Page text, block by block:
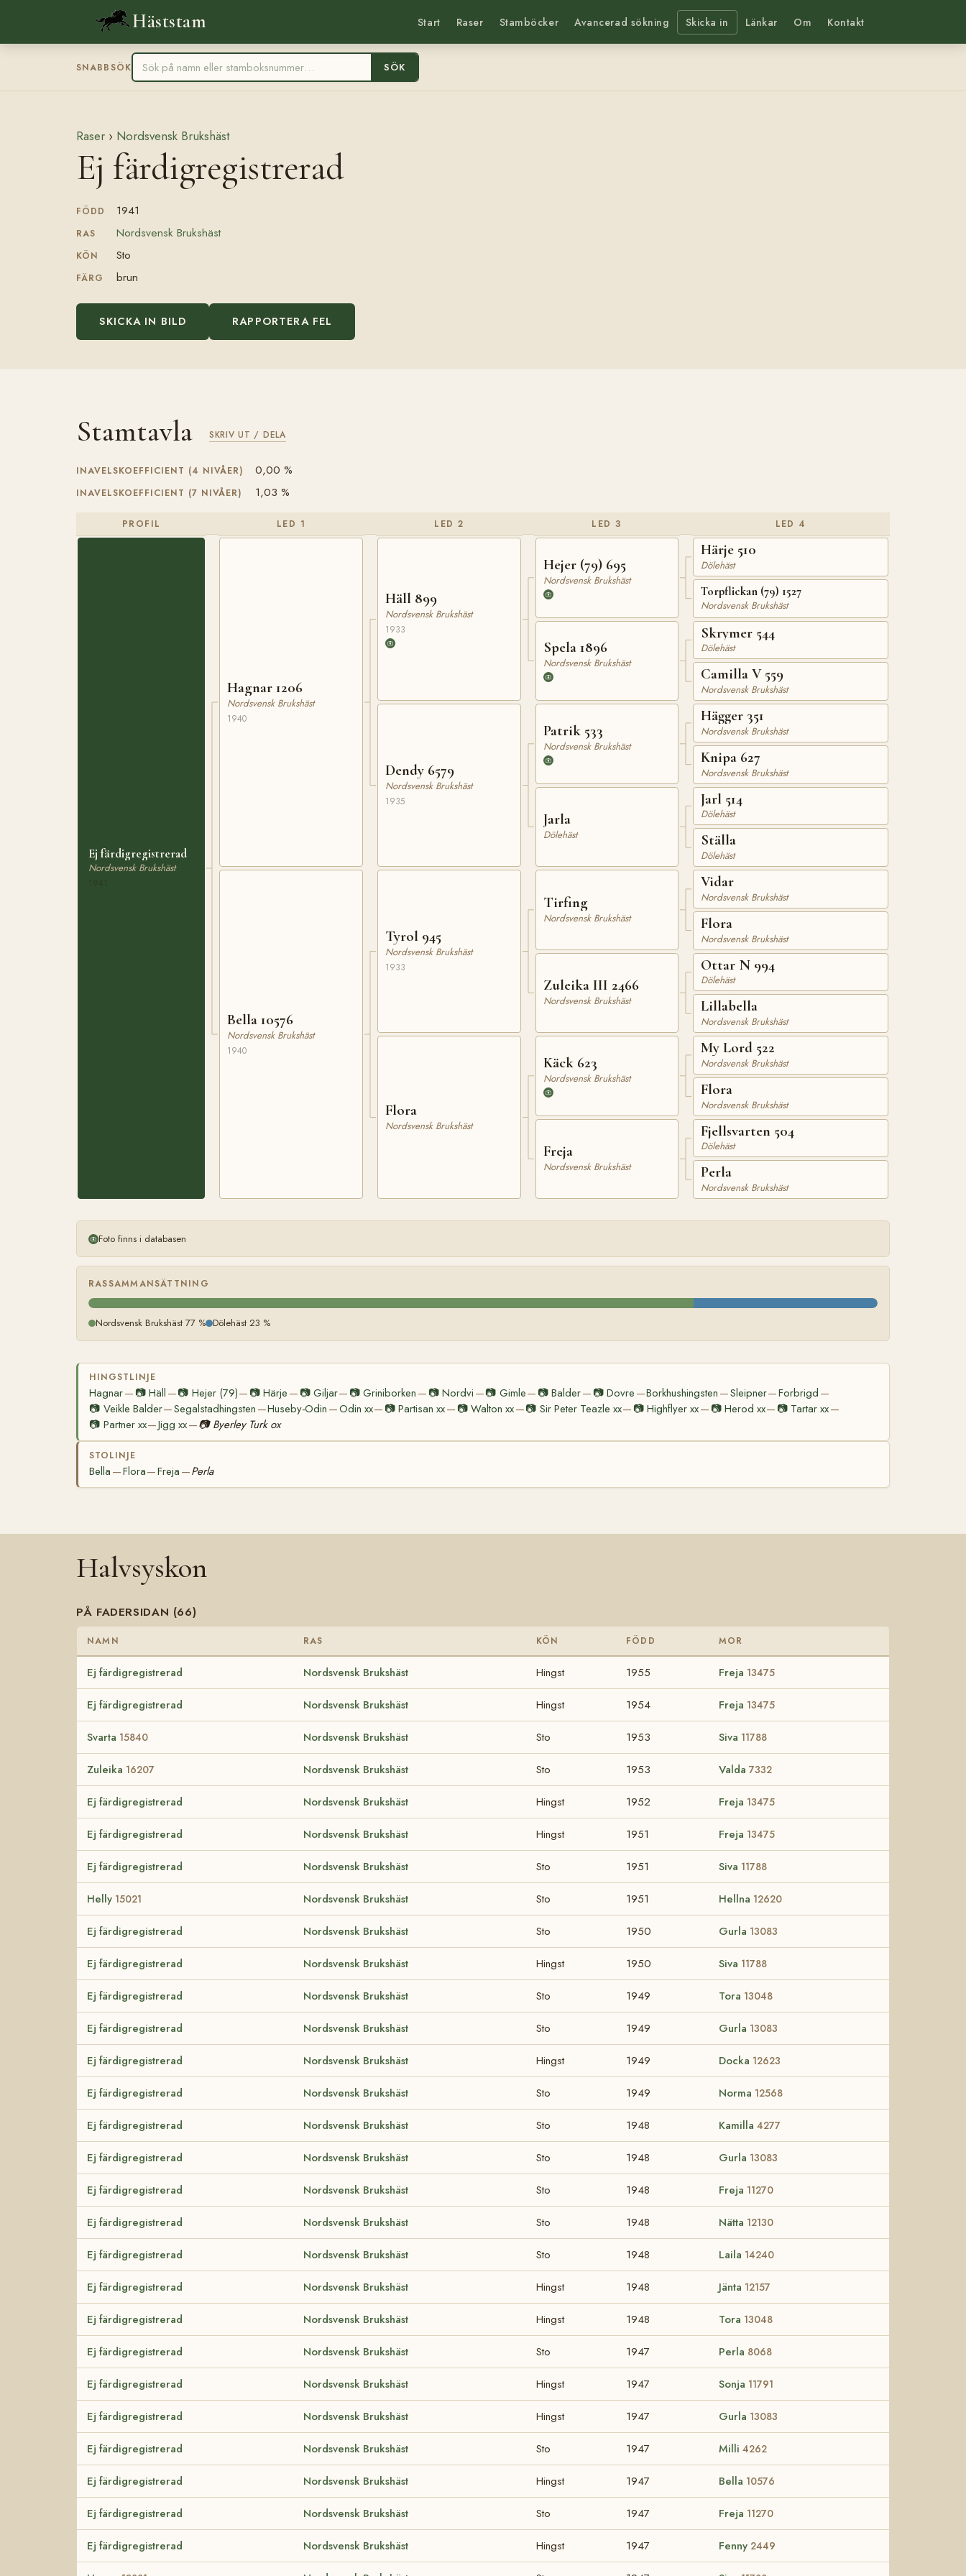
Häststam Start Raser Stamböcker Avancerad sökning Skicka in Länkar Om Kontakt
SNABBSÖK SÖK
Raser › Nordsvensk Brukshäst
Ej färdigregistrerad
FÖDD 1941
RAS Nordsvensk Brukshäst
KÖN Sto
FÄRG brun
SKICKA IN BILD RAPPORTERA FEL
Stamtavla SKRIV UT / DELA
INAVELSKOEFFICIENT (4 NIVÅER) 0,00 %
INAVELSKOEFFICIENT (7 NIVÅER) 1,03 %
PROFIL
Ej färdigregistrerad
Nordsvensk Brukshäst
LED 1
Hagnar 1206
Nordsvensk Brukshäst
1940
Bella 10576
Nordsvensk Brukshäst
1940
LED 2
Häll 899
Nordsvensk Brukshäst
1933
Dendy 6579
Nordsvensk Brukshäst
1935
Tyrol 945
Nordsvensk Brukshäst
1933
Flora
Nordsvensk Brukshäst
LED 3
Hejer (79) 695
Nordsvensk Brukshäst
Spela 1896
Nordsvensk Brukshäst
Patrik 533
Nordsvensk Brukshäst
Jarla
Dölehäst
Tirfing
Nordsvensk Brukshäst
Zuleika III 2466
Nordsvensk Brukshäst
Käck 623
Nordsvensk Brukshäst
Freja
Nordsvensk Brukshäst
LED 4
Härje 510
Dölehäst
Torpflickan (79) 1527
Nordsvensk Brukshäst
Skrymer 544
Dölehäst
Camilla V 559
Nordsvensk Brukshäst
Hägger 351
Nordsvensk Brukshäst
Knipa 627
Nordsvensk Brukshäst
Jarl 514
Dölehäst
Ställa
Dölehäst
Vidar
Nordsvensk Brukshäst
Flora
Nordsvensk Brukshäst
Ottar N 994
Dölehäst
Lillabella
Nordsvensk Brukshäst
My Lord 522
Nordsvensk Brukshäst
Flora
Nordsvensk Brukshäst
Fjellsvarten 504
Dölehäst
Perla
Nordsvensk Brukshäst
Foto finns i databasen
RASSAMMANSÄTTNING
Nordsvensk Brukshäst 77 % Dölehäst 23 %
HINGSTLINJE
Hagnar— 📷Häll —📷 Hejer (79)— 📷Härje — 📷 Giljar— 📷 Griniborken — 📷Nordvi —📷 Gimle— 📷Balder— 📷Dovre —Borkhushingsten —Sleipner—Forbrigd —
📷 Veikle Balder—Segalstadhingsten —Huseby-Odin —Odin xx— 📷Partisan xx— 📷Walton xx—📷 Sir Peter Teazle xx— 📷Highflyer xx— 📷 Herod xx— 📷 Tartar xx—
📷 Partner xx—Jigg xx—📷 Byerley Turk ox
STOLINJE
Bella —Flora—Freja —Perla
Halvsyskon
PÅ FADERSIDAN (66)
NAMN RAS KÖN FÖDD MOR
Ej färdigregistrerad Nordsvensk Brukshäst Hingst 1955 Freja 13475
Ej färdigregistrerad Nordsvensk Brukshäst Hingst 1954 Freja 13475
Svarta 15840 Nordsvensk Brukshäst Sto 1953 Siva 11788
Zuleika 16207 Nordsvensk Brukshäst Sto 1953 Valda 7332
Ej färdigregistrerad Nordsvensk Brukshäst Hingst 1952 Freja 13475
Ej färdigregistrerad Nordsvensk Brukshäst Hingst 1951 Freja 13475
Ej färdigregistrerad Nordsvensk Brukshäst Sto 1951 Siva 11788
Helly 15021 Nordsvensk Brukshäst Sto 1951 Hellna 12620
Ej färdigregistrerad Nordsvensk Brukshäst Sto 1950 Gurla 13083
Ej färdigregistrerad Nordsvensk Brukshäst Hingst 1950 Siva 11788
Ej färdigregistrerad Nordsvensk Brukshäst Sto 1949 Tora 13048
Ej färdigregistrerad Nordsvensk Brukshäst Sto 1949 Gurla 13083
Ej färdigregistrerad Nordsvensk Brukshäst Hingst 1949 Docka 12623
Ej färdigregistrerad Nordsvensk Brukshäst Sto 1949 Norma 12568
Ej färdigregistrerad Nordsvensk Brukshäst Sto 1948 Kamilla 4277
Ej färdigregistrerad Nordsvensk Brukshäst Sto 1948 Gurla 13083
Ej färdigregistrerad Nordsvensk Brukshäst Sto 1948 Freja 11270
Ej färdigregistrerad Nordsvensk Brukshäst Sto 1948 Nätta 12130
Ej färdigregistrerad Nordsvensk Brukshäst Sto 1948 Laila 14240
Ej färdigregistrerad Nordsvensk Brukshäst Hingst 1948 Jänta 12157
Ej färdigregistrerad Nordsvensk Brukshäst Hingst 1948 Tora 13048
Ej färdigregistrerad Nordsvensk Brukshäst Sto 1947 Perla 8068
Ej färdigregistrerad Nordsvensk Brukshäst Hingst 1947 Sonja 11791
Ej färdigregistrerad Nordsvensk Brukshäst Hingst 1947 Gurla 13083
Ej färdigregistrerad Nordsvensk Brukshäst Sto 1947 Milli 4262
Ej färdigregistrerad Nordsvensk Brukshäst Hingst 1947 Bella 10576
Ej färdigregistrerad Nordsvensk Brukshäst Sto 1947 Freja 11270
Ej färdigregistrerad Nordsvensk Brukshäst Hingst 1947 Fenny 2449